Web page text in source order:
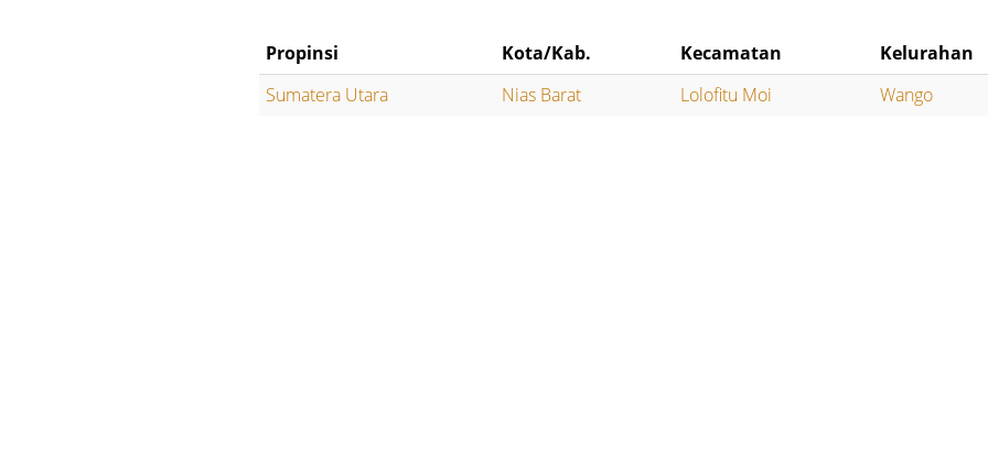
Propinsi Kota/Kab. Kecamatan
Kelurahan
Sumatera Utara
Nias Barat Lolofitu Moi Wango